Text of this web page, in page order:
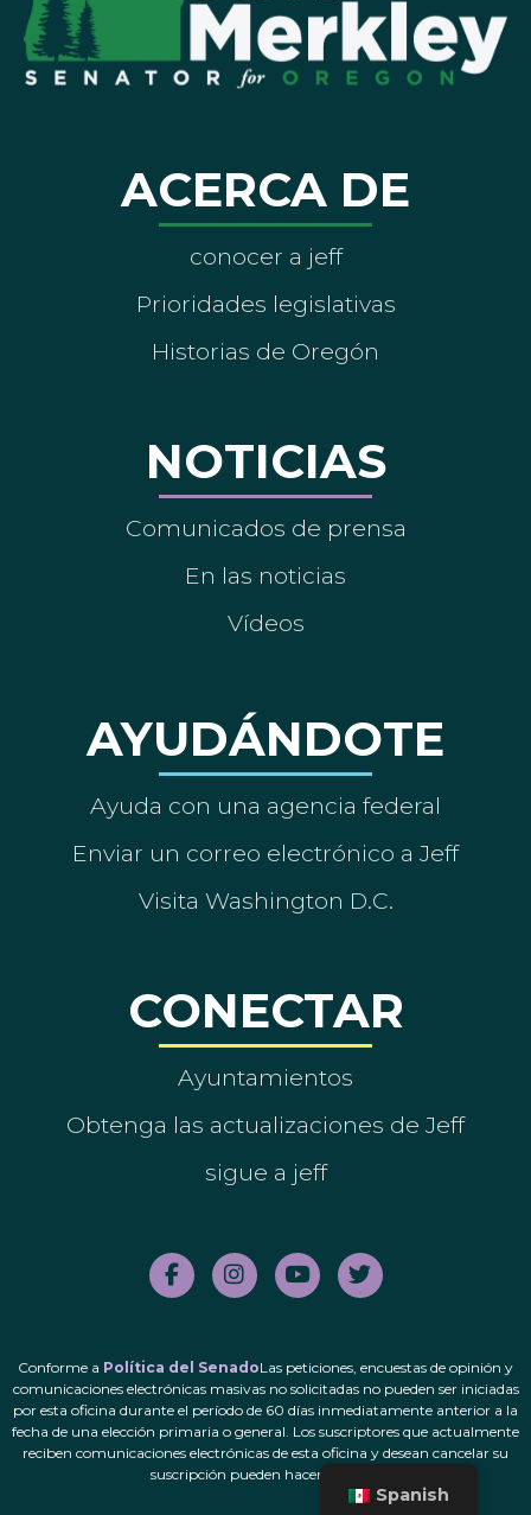
ACERCA DE
conocer a jeff
Prioridades legislativas
Historias de Oregón
NOTICIAS
Comunicados de prensa
En las noticias
Vídeos
AYUDÁNDOTE
Ayuda con una agencia federal
Enviar un correo electrónico a Jeff
Visita Washington D.C.
CONECTAR
Ayuntamientos
Obtenga las actualizaciones de Jeff
sigue a jeff
Conforme a Política del SenadoLas peticiones, encuestas de opinión y
comunicaciones electrónicas masivas no solicitadas no pueden ser iniciadas
por esta oficina durante el período de 60 días inmediatamente anterior a la
fecha de una elección primaria o general. Los suscriptores que actualmente
reciben comunicaciones electrónicas de esta oficina y desean cancelar su
suscripción pueden hacerlo.
Spanish